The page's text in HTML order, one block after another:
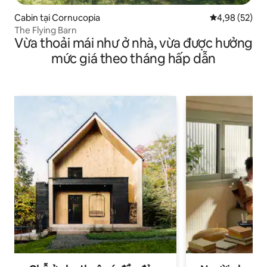
Cabin tại Cornucopia Xếp hạng
4,98 (52)
The Flying Barn
Vừa thoải mái như ở nhà, vừa được hưởng
mức giá theo tháng hấp dẫn